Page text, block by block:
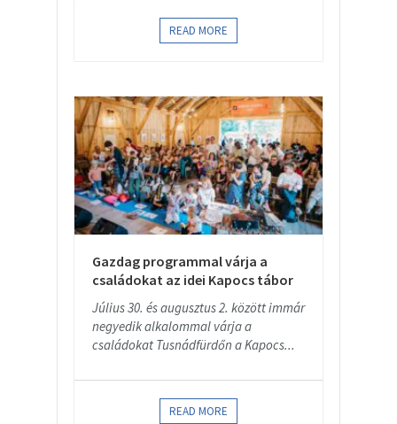
READ MORE
Gazdag programmal várja a
családokat az idei Kapocs tábor
Július 30. és augusztus 2. között immár
negyedik alkalommal várja a
családokat Tusnádfürdőn a Kapocs...
READ MORE